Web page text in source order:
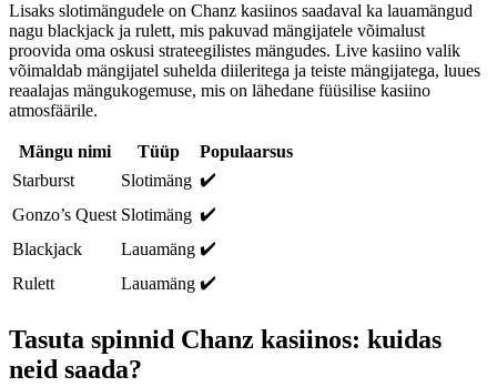
Lisaks slotimängudele on Chanz kasiinos saadaval ka lauamängud
nagu blackjack ja rulett, mis pakuvad mängijatele võimalust
proovida oma oskusi strateegilistes mängudes. Live kasiino valik
võimaldab mängijatel suhelda diileritega ja teiste mängijatega, luues
reaalajas mängukogemuse, mis on lähedane füüsilise kasiino
atmosfäärile.
Mängu nimi Tüüp
Populaarsus
Starburst
Slotimäng ✔️
Gonzo’s Quest Slotimäng ✔️
Blackjack
Lauamäng ✔️
Rulett
Lauamäng ✔️
Tasuta spinnid Chanz kasiinos: kuidas
neid saada?